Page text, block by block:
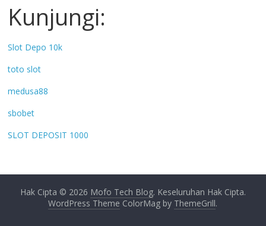
Kunjungi:
Slot Depo 10k
toto slot
medusa88
sbobet
SLOT DEPOSIT 1000
Hak Cipta © 2026 Mofo Tech Blog. Keseluruhan Hak Cipta.
WordPress Theme ColorMag by ThemeGrill.